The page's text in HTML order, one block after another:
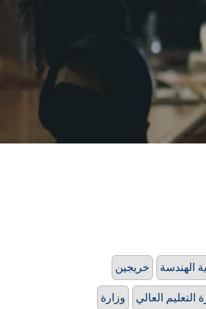
خريجين الهندسة
وزارة التعليم العالي